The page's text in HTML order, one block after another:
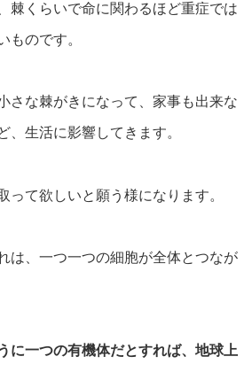
棘くらいで命に関わるほど重症では
ものです。
さな棘がきになって、家事も出来な
、生活に影響してきます。
って欲しいと願う様になります。
は、一つ一つの細胞が全体とつなが
に一つの有機体だとすれば、地球上